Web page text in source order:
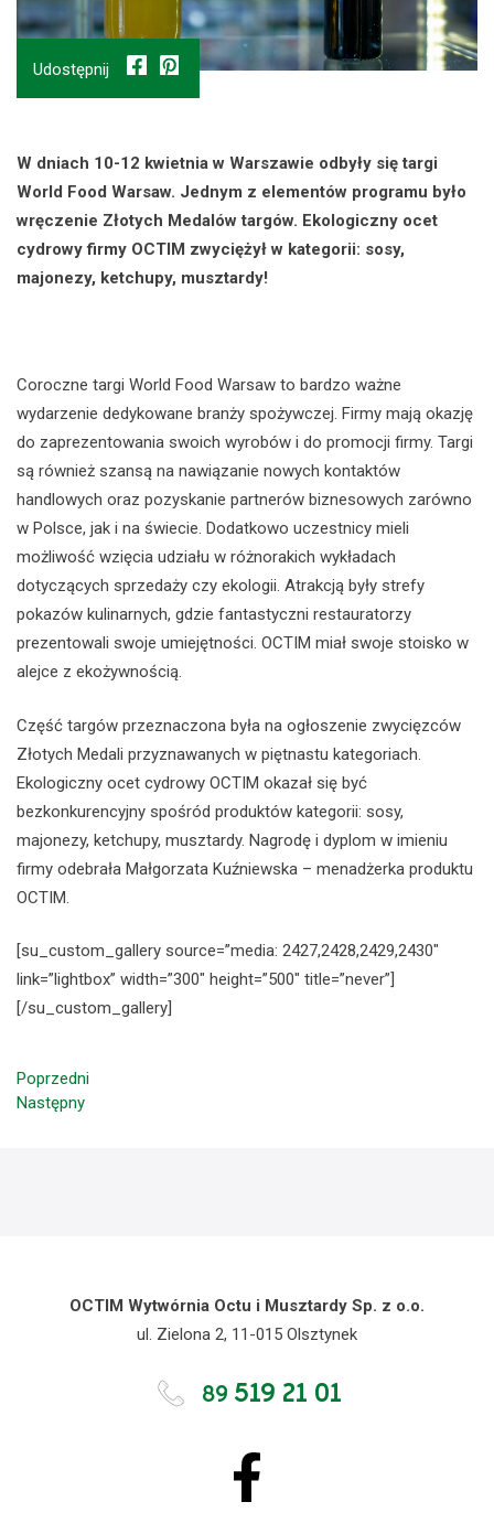
Udostępnij
W dniach 10-12 kwietnia w Warszawie odbyły się targi
World Food Warsaw. Jednym z elementów programu było
wręczenie Złotych Medalów targów. Ekologiczny ocet
cydrowy firmy OCTIM zwyciężył w kategorii: sosy,
majonezy, ketchupy, musztardy!
Coroczne targi World Food Warsaw to bardzo ważne
wydarzenie dedykowane branży spożywczej. Firmy mają okazję
do zaprezentowania swoich wyrobów i do promocji firmy. Targi
są również szansą na nawiązanie nowych kontaktów
handlowych oraz pozyskanie partnerów biznesowych zarówno
w Polsce, jak i na świecie. Dodatkowo uczestnicy mieli
możliwość wzięcia udziału w różnorakich wykładach
dotyczących sprzedaży czy ekologii. Atrakcją były strefy
pokazów kulinarnych, gdzie fantastyczni restauratorzy
prezentowali swoje umiejętności. OCTIM miał swoje stoisko w
alejce z ekożywnością.
Część targów przeznaczona była na ogłoszenie zwycięzców
Złotych Medali przyznawanych w piętnastu kategoriach.
Ekologiczny ocet cydrowy OCTIM okazał się być
bezkonkurencyjny spośród produktów kategorii: sosy,
majonezy, ketchupy, musztardy. Nagrodę i dyplom w imieniu
firmy odebrała Małgorzata Kuźniewska – menadżerka produktu
OCTIM.
[su_custom_gallery source=”media: 2427,2428,2429,2430″
link=”lightbox” width=”300″ height=”500″ title=”never”]
[/su_custom_gallery]
Poprzedni
Następny
OCTIM Wytwórnia Octu i Musztardy Sp. z o.o.
ul. Zielona 2, 11-015 Olsztynek
89 519 21 01